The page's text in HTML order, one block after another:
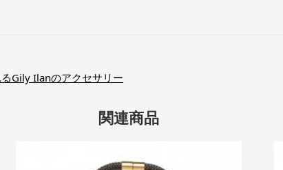
Gily Ilanのアクセサリー
関連商品